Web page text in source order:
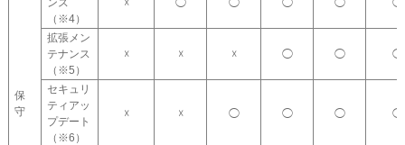
保
守
（※4）
拡張メン
テナンス
（※5）
☓ ☓ ☓ ◯ ◯ ◯
セキュリ
ティアッ
プデート
（※6）
☓ ☓ ◯ ◯ ◯ ◯